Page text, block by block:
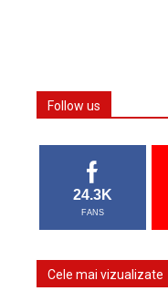
Follow us
24.3K
FANS
Cele mai vizualizate